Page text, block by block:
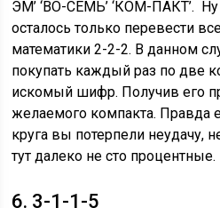
ЭМ’ ‘ВО-СЕМЬ’ ‘КОМ-ПАКТ’. Ну
осталось только перевести
математики 2-2-2. В данном
покупать каждый раз по две
искомый шифр. Получив его
желаемого компакта. Правда
круга вы потерпели неудачу,
тут далеко не сто процентные.
6. 3-1-1-5